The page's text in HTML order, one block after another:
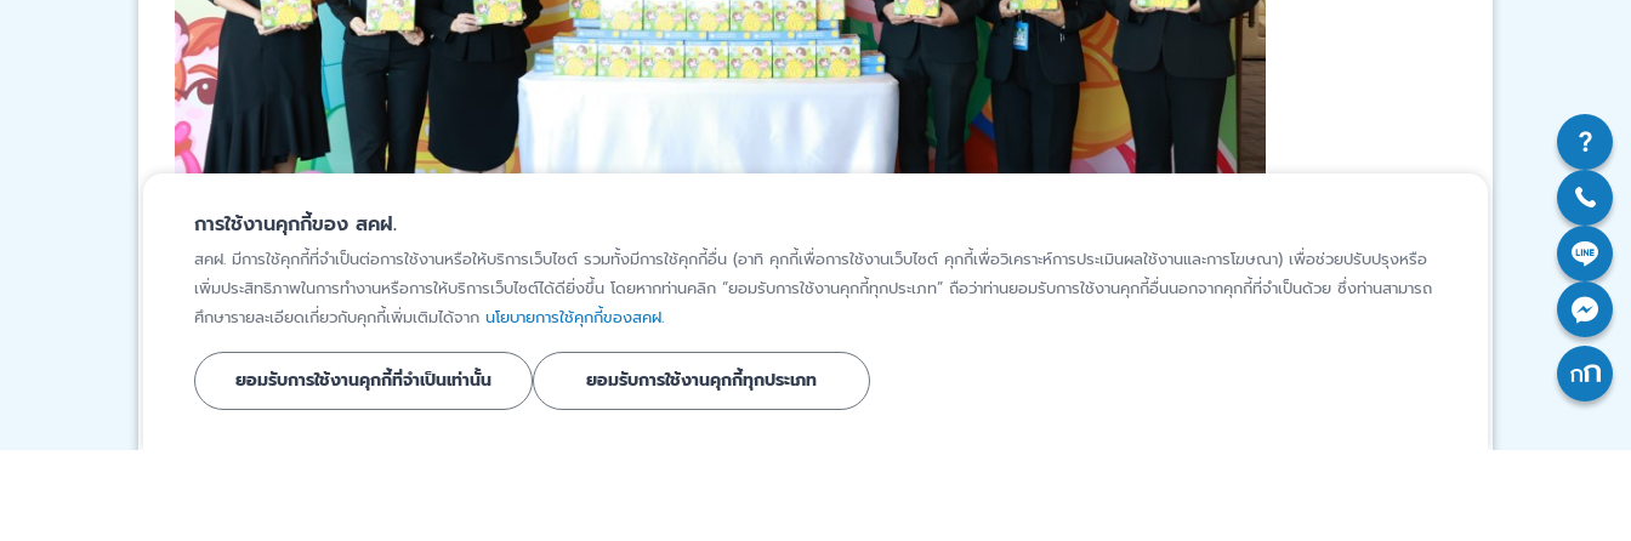
การใช้งานคุกกี้ของ สคฝ.
สคฝ. มีการใช้คุกกี้ที่จำเป็นต่อการใช้งานหรือให้บริการเว็บไซต์ รวมทั้งมีการใช้คุกกี้อื่น (อาทิ คุกกี้เพื่อการใช้งานเว็บไซต์ คุกกี้เพื่อวิเคราะห์การประเมินผลใช้งานและการโฆษณา) เพื่อช่วยปรับปรุงหรือ
เพิ่มประสิทธิภาพในการทำงานหรือการให้บริการเว็บไซต์ได้ดียิ่งขึ้น โดยหากท่านคลิก “ยอมรับการใช้งานคุกกี้ทุกประเภท” ถือว่าท่านยอมรับการใช้งานคุกกี้อื่นนอกจากคุกกี้ที่จำเป็นด้วย ซึ่งท่านสามารถ
ศึกษารายละเอียดเกี่ยวกับคุกกี้เพิ่มเติมได้จากนโยบายการใช้คุกกี้ของสคฝ.
ยอมรับการใช้งานคุกกี้ที่จำเป็นเท่านั้น ยอมรับการใช้งานคุกกี้ทุกประเภท